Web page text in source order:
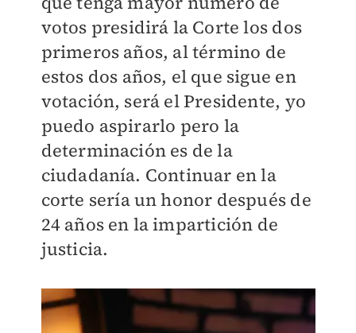
votos presidirá la Corte los dos
primeros años, al término de
estos dos años, el que sigue en
votación, será el Presidente, yo
puedo aspirarlo pero la
determinación es de la
ciudadanía. Continuar en la
corte sería un honor después de
24 años en la impartición de
justicia.